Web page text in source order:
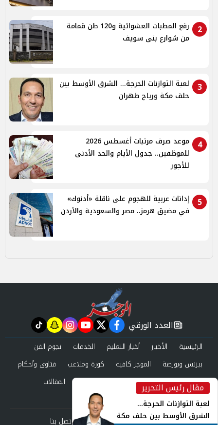
2
رفع المطبات العشوائية و120 طن قمامة
من شوارع بنى سويف
3
لعبة التوازنات الحرجة... الشرق الأوسط بين
حلف مكة ورياح طهران
4
موعد صرف مرتبات أغسطس 2026
للموظفين.. جدول الأيام والحد الأدنى
للأجور
5
إدانات عربية للهجوم على ناقلة «أدنوك»
في مضيق هرمز.. مصر والسعودية والأردن
مقال رئيس التحرير
لعبة التوازنات الحرجة...
الشرق الأوسط بين حلف مكة
newspaper
العدد الورقي facebook
twitter
youtube
instagram
snapchat
tiktok
الرئيسية الأخبار أخبار التعليم الخدمات
نجوم الفن
بيزنس وبورصة
الموجز كافية كورة وملاعب
فتاوى وأحكام
صحة وجمال
عرب وعالم حوادث ومحاكم
المقالات
العدد الورقي
من نحن
سياسة الخصوصية اتصل بنا